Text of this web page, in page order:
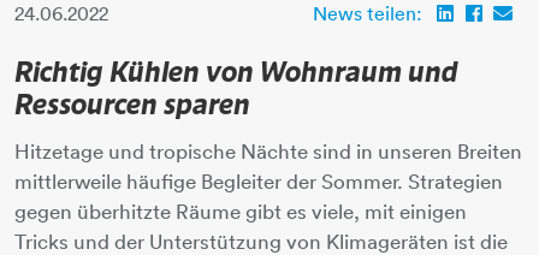
24.06.2022 News teilen:
Richtig Kühlen von Wohnraum und
Ressourcen sparen
Hitzetage und tropische Nächte sind in unseren Breiten
mittlerweile häufige Begleiter der Sommer. Strategien
gegen überhitzte Räume gibt es viele, mit einigen
Tricks und der Unterstützung von Klimageräten ist die